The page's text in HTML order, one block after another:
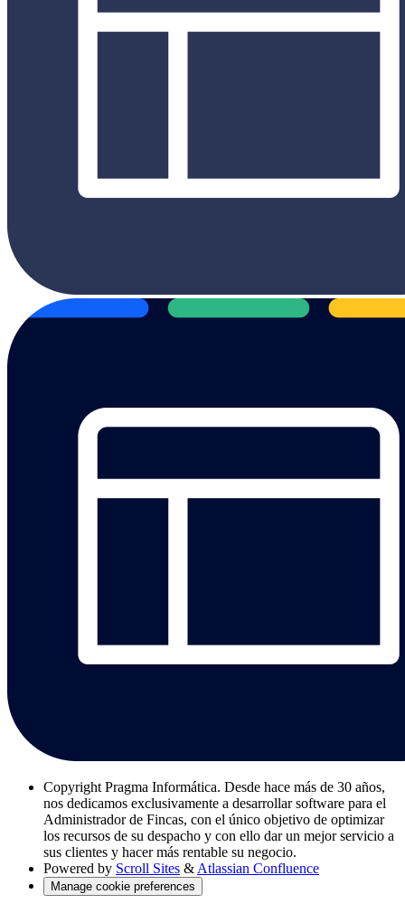
Copyright Pragma Informática. Desde hace más de 30 años,
nos dedicamos exclusivamente a desarrollar software para el
Administrador de Fincas, con el único objetivo de optimizar
los recursos de su despacho y con ello dar un mejor servicio a
sus clientes y hacer más rentable su negocio.
Powered by Scroll Sites & Atlassian Confluence
Manage cookie preferences